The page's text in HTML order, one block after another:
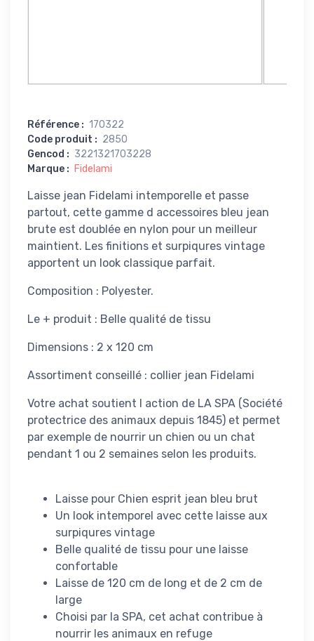
Référence : 170322
Code produit : 2850
Gencod : 3221321703228
Marque : Fidelami
Laisse jean Fidelami intemporelle et passe
partout, cette gamme d accessoires bleu jean
brute est doublée en nylon pour un meilleur
maintient. Les finitions et surpiqures vintage
apportent un look classique parfait.
Composition : Polyester.
Le + produit : Belle qualité de tissu
Dimensions : 2 x 120 cm
Assortiment conseillé : collier jean Fidelami
Votre achat soutient l action de LA SPA (Société
protectrice des animaux depuis 1845) et permet
par exemple de nourrir un chien ou un chat
pendant 1 ou 2 semaines selon les produits.
Laisse pour Chien esprit jean bleu brut
Un look intemporel avec cette laisse aux
surpiqures vintage
Belle qualité de tissu pour une laisse
confortable
Laisse de 120 cm de long et de 2 cm de
large
Choisi par la SPA, cet achat contribue à
nourrir les animaux en refuge